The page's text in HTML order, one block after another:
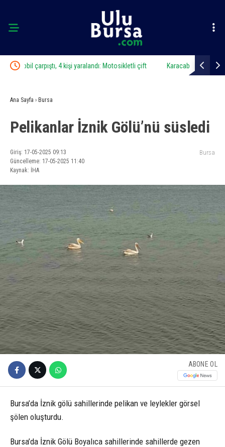
çift Karacabey’de ormanlık alanda yangın paniği
Ana Sayfa › Bursa
Pelikanlar İznik Gölü’nü süsledi
Giriş: 17-05-2025 09:13
Güncelleme: 17-05-2025 11:40
Kaynak: İHA
Bursa
ABONE OL
Bursa’da İznik gölü sahillerinde pelikan ve leylekler görsel
şölen oluşturdu.
Bursa’da İznik Gölü Boyalıca sahillerinde sahillerde gezen